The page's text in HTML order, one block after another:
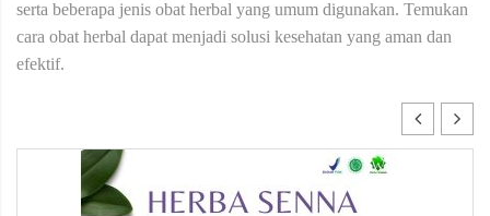
serta beberapa jenis obat herbal yang umum digunakan. Temukan
cara obat herbal dapat menjadi solusi kesehatan yang aman dan
efektif.